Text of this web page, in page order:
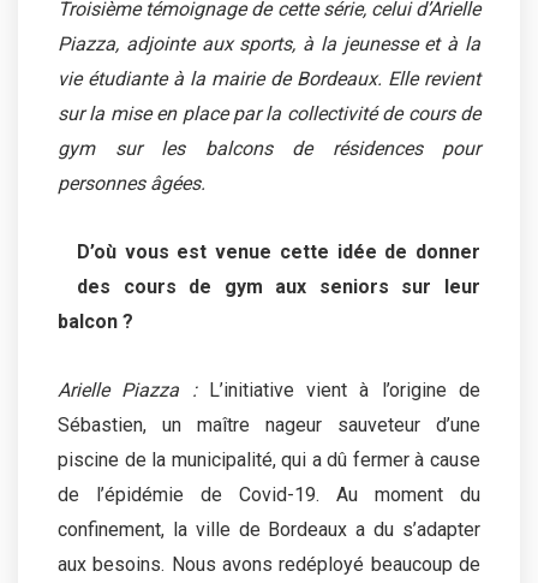
Troisième témoignage de cette série, celui d’Arielle
Piazza, adjointe aux sports, à la jeunesse et à la
vie étudiante à la mairie de Bordeaux. Elle revient
sur la mise en place par la collectivité de cours de
gym sur les balcons de résidences pour
personnes âgées.
D’où vous est venue cette idée de donner
des cours de gym aux seniors sur leur
balcon ?
Arielle Piazza :L’initiative vient à l’origine de
Sébastien, un maître nageur sauveteur d’une
piscine de la municipalité, qui a dû fermer à cause
de l’épidémie de Covid-19. Au moment du
confinement, la ville de Bordeaux a du s’adapter
aux besoins. Nous avons redéployé beaucoup de